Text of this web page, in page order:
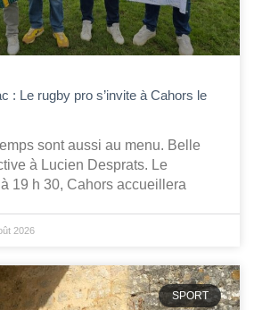
: Le rugby pro s’invite à Cahors le
sont aussi au menu. Belle
à Lucien Desprats. Le
19 h 30, Cahors accueillera
2026
SPORT